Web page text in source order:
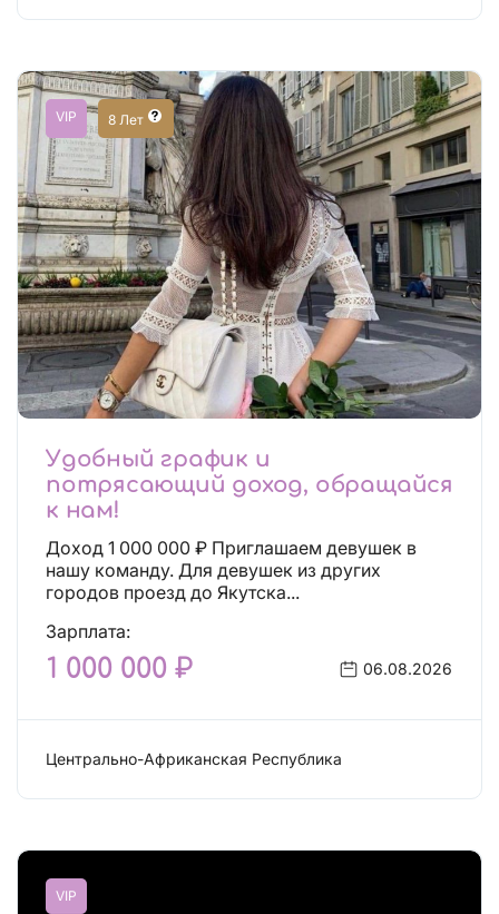
VIP 8 Лет
Удобный график и
потрясающий доход, обращайся
к нам!
Доход 1 000 000 ₽ Приглашаем девушек в
нашу команду. Для девушек из других
городов проезд до Якутска...
Зарплата:
1 000 000 ₽ 06.08.2026
Центрально-Африканская Республика
VIP